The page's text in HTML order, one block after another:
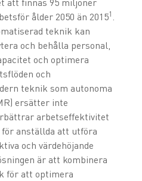
att finnas 95 miljoner
ålder 2050 än 20151 .
teknik kan
och behålla personal,
och optimera
och
teknik som autonoma
ersätter inte
arbetseffektivitet
anställda att utföra
och värdehöjande
är att kombinera
för att optimera